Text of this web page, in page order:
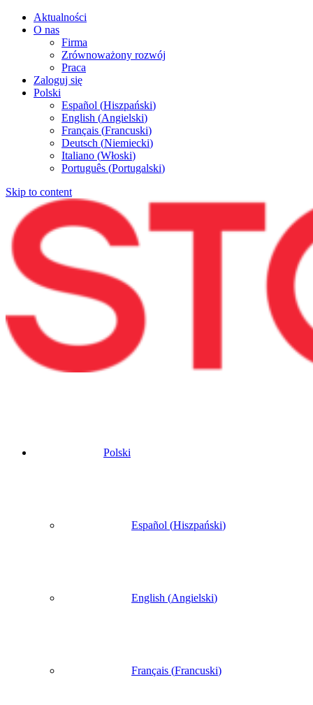
Aktualności
O nas
Firma
Zrównoważony rozwój
Praca
Zaloguj się
Polski
Español (Hiszpański)
English (Angielski)
Français (Francuski)
Deutsch (Niemiecki)
Italiano (Włoski)
Português (Portugalski)
Skip to content
Polski
Español (Hiszpański)
English (Angielski)
Français (Francuski)